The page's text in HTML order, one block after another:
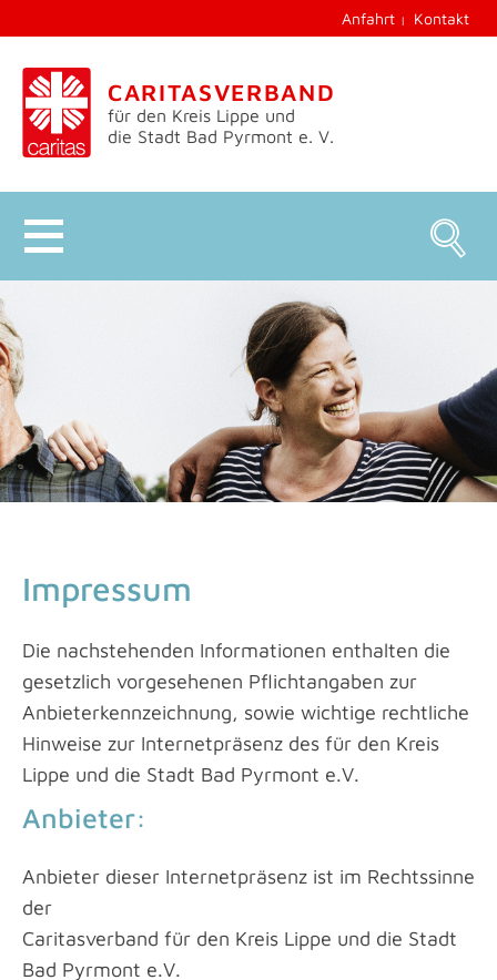
Anfahrt Kontakt
CARITASVERBAND
für den Kreis Lippe und
die Stadt Bad Pyrmont e. V.
Impressum
Die nachstehenden Informationen enthalten die
gesetzlich vorgesehenen Pflichtangaben zur
Anbieterkennzeichnung, sowie wichtige rechtliche
Hinweise zur Internetpräsenz des für den Kreis
Lippe und die Stadt Bad Pyrmont e.V.
Anbieter:
Anbieter dieser Internetpräsenz ist im Rechtssinne
der
Caritasverband für den Kreis Lippe und die Stadt
Bad Pyrmont e.V.